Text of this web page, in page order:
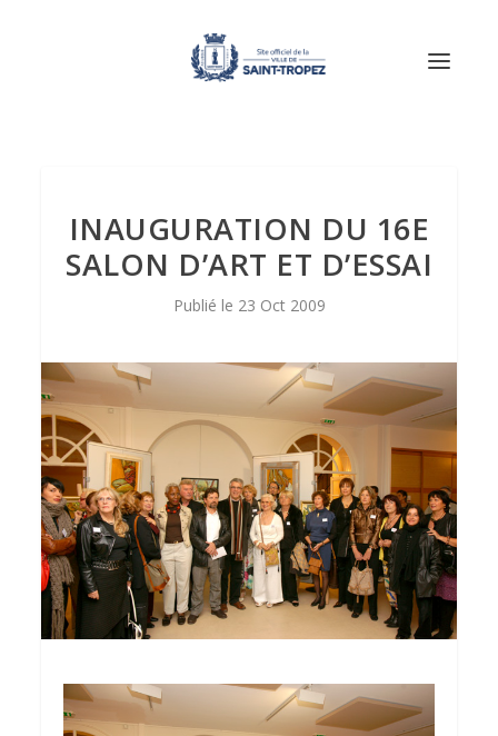
INAUGURATION DU 16E
SALON D’ART ET D’ESSAI
23 Oct 2009